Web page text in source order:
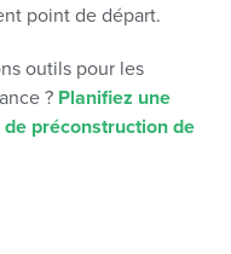
point de départ.
outils pour les
? Planifiez une
préconstruction de